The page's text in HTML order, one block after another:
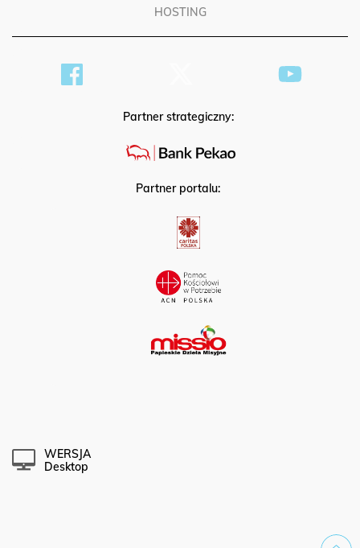
HOSTING
Partner strategiczny:
Partner portalu:
WERSJA
Desktop